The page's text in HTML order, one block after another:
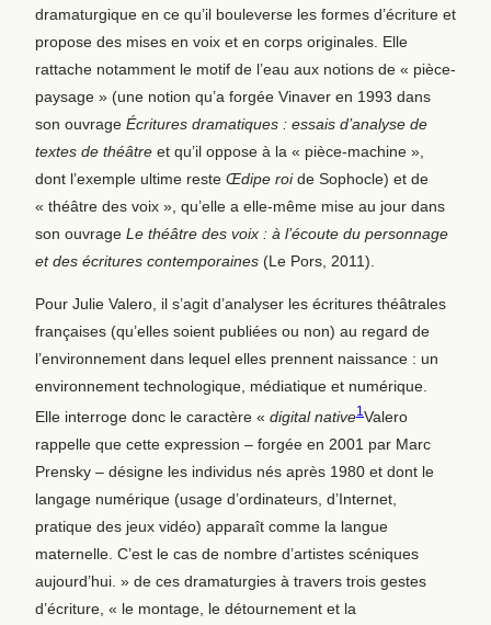
dramaturgique en ce qu’il bouleverse les formes d’écriture et
propose des mises en voix et en corps originales. Elle
rattache notamment le motif de l’eau aux notions de « pièce-
paysage » (une notion qu’a forgée Vinaver en 1993 dans
son ouvrage Écritures dramatiques : essais d’analyse de
textes de théâtre et qu’il oppose à la « pièce-machine »,
dont l’exemple ultime reste Œdipe roide Sophocle) et de
« théâtre des voix », qu’elle a elle-même mise au jour dans
son ouvrage Le théâtre des voix : à l’écoute du personnage
et des écritures contemporaines (Le Pors, 2011).
Pour Julie Valero, il s’agit d’analyser les écritures théâtrales
françaises (qu’elles soient publiées ou non) au regard de
l’environnement dans lequel elles prennent naissance : un
environnement technologique, médiatique et numérique.
Elle interroge donc le caractère « digital native1Valero
rappelle que cette expression – forgée en 2001 par Marc
Prensky – désigne les individus nés après 1980 et dont le
langage numérique (usage d’ordinateurs, d’Internet,
pratique des jeux vidéo) apparaît comme la langue
maternelle. C’est le cas de nombre d’artistes scéniques
aujourd’hui. » de ces dramaturgies à travers trois gestes
d’écriture, « le montage, le détournement et la